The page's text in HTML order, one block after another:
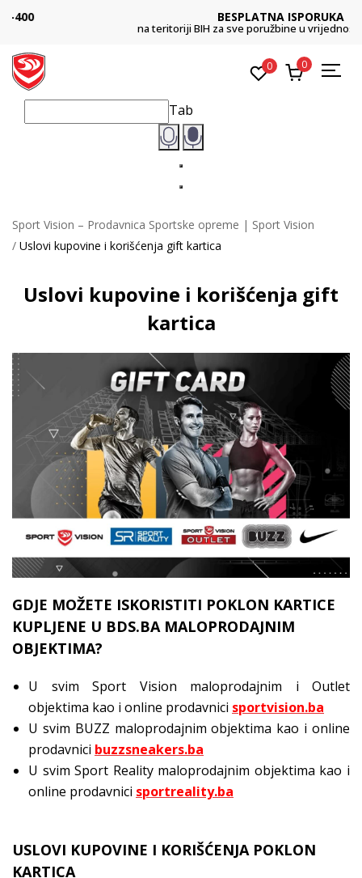
BESPLATNA ISPORUKA
na teritoriji BIH za sve poružbine u vrijednosti preko 99 KM
0 0
Tab
Sport Vision – Prodavnica Sportske opreme | Sport Vision
Uslovi kupovine i korišćenja gift kartica
Uslovi kupovine i korišćenja gift
kartica
GDJE MOŽETE ISKORISTITI POKLON KARTICE
KUPLJENE U BDS.BA MALOPRODAJNIM
OBJEKTIMA?
U svim Sport Vision maloprodajnim i Outlet
objektima kao i online prodavnici sportvision.ba
U svim BUZZ maloprodajnim objektima kao i online
prodavnici buzzsneakers.ba
U svim Sport Reality maloprodajnim objektima kao i
online prodavnici sportreality.ba
USLOVI KUPOVINE I KORIŠĆENJA POKLON
KARTICA